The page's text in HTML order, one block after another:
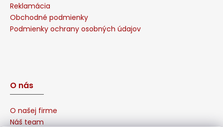
Reklamácia
Obchodné podmienky
Podmienky ochrany osobných údajov
O nás
O našej firme
Náš team